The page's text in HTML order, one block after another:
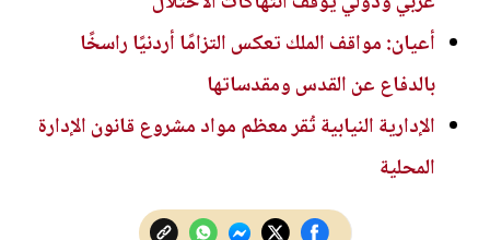
أعيان: مواقف الملك تعكس التزامًا أردنيًا راسخًا
بالدفاع عن القدس ومقدساتها
الإدارية النيابية تُقر معظم مواد مشروع قانون الإدارة
المحلية